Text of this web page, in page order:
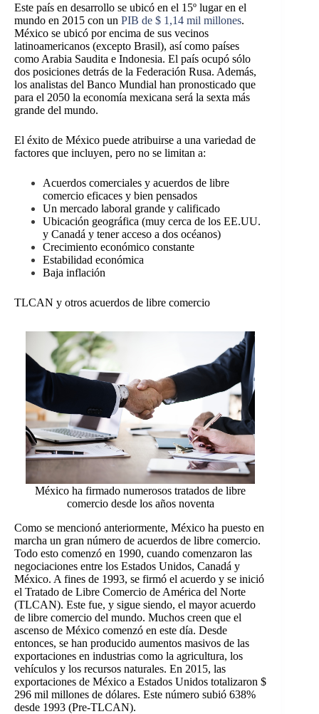
Este país en desarrollo se ubicó en el 15º lugar en el
mundo en 2015 con un PIB de $ 1,14 mil millones.
México se ubicó por encima de sus vecinos
latinoamericanos (excepto Brasil), así como países
como Arabia Saudita e Indonesia. El país ocupó sólo
dos posiciones detrás de la Federación Rusa. Además,
los analistas del Banco Mundial han pronosticado que
para el 2050 la economía mexicana será la sexta más
grande del mundo.
El éxito de México puede atribuirse a una variedad de
factores que incluyen, pero no se limitan a:
Acuerdos comerciales y acuerdos de libre
comercio eficaces y bien pensados
Un mercado laboral grande y calificado
Ubicación geográfica (muy cerca de los EE.UU.
y Canadá y tener acceso a dos océanos)
Crecimiento económico constante
Estabilidad económica
Baja inflación
TLCAN y otros acuerdos de libre comercio
México ha firmado numerosos tratados de libre
comercio desde los años noventa
Como se mencionó anteriormente, México ha puesto en
marcha un gran número de acuerdos de libre comercio.
Todo esto comenzó en 1990, cuando comenzaron las
negociaciones entre los Estados Unidos, Canadá y
México. A fines de 1993, se firmó el acuerdo y se inició
el Tratado de Libre Comercio de América del Norte
(TLCAN). Este fue, y sigue siendo, el mayor acuerdo
de libre comercio del mundo. Muchos creen que el
ascenso de México comenzó en este día. Desde
entonces, se han producido aumentos masivos de las
exportaciones en industrias como la agricultura, los
vehículos y los recursos naturales. En 2015, las
exportaciones de México a Estados Unidos totalizaron $
296 mil millones de dólares. Este número subió 638%
desde 1993 (Pre-TLCAN).